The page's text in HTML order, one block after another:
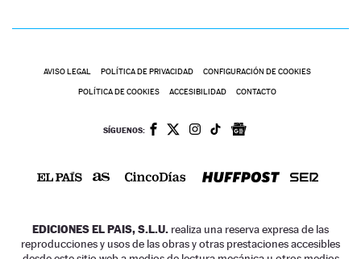
AVISO LEGAL POLÍTICA DE PRIVACIDAD CONFIGURACIÓN DE COOKIES
POLÍTICA DE COOKIES ACCESIBILIDAD CONTACTO
SÍGUENOS:
EDICIONES EL PAIS, S.L.U. realiza una reserva expresa de las
reproducciones y usos de las obras y otras prestaciones accesibles